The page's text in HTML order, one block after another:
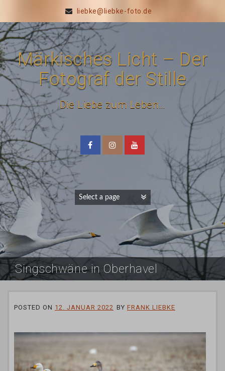
liebke@liebke-foto.de
Märkisches Licht – Der
Fotograf der Stille
Die Liebe zum Leben…
Singschwäne in Oberhavel
POSTED ON 12. JANUAR 2022 BY FRANK LIEBKE